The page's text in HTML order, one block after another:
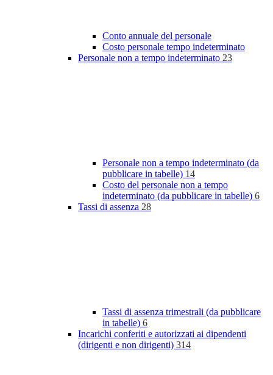
Conto annuale del personale
Costo personale tempo indeterminato
Personale non a tempo indeterminato 23
Personale non a tempo indeterminato (da
pubblicare in tabelle) 14
Costo del personale non a tempo
indeterminato (da pubblicare in tabelle) 6
Tassi di assenza 28
Tassi di assenza trimestrali (da pubblicare
in tabelle) 6
Incarichi conferiti e autorizzati ai dipendenti
(dirigenti e non dirigenti) 314